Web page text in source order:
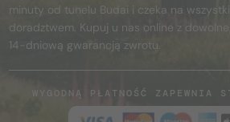
minuty od tunelu Budai i czeka na
doradztwem. Kupuj u nas online z
14-dniową gwarancją zwrotu.
WYGODNĄ PŁATNOŚĆ ZAPEWNIA